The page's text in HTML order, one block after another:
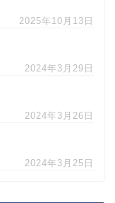
2025年10月13日
2024年3月29日
2024年3月26日
2024年3月25日